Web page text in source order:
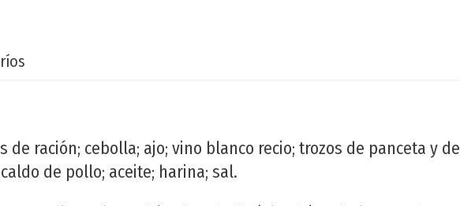
de ración; cebolla; ajo; vino blanco recio; trozos de panceta y de
de pollo; aceite; harina; sal.